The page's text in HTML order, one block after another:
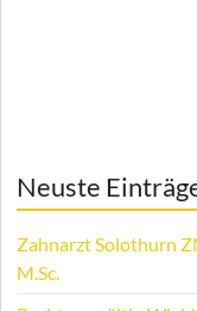
Neuste
Zahnarzt Solothurn
M.Sc.